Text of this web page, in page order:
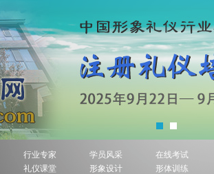
行业专家 学员风采 在线考试
礼仪课堂 形象设计 形体训练